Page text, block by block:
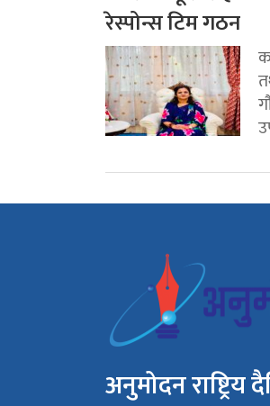
रेस्पोन्स टिम गठन
अनुमोदन राष्ट्रिय